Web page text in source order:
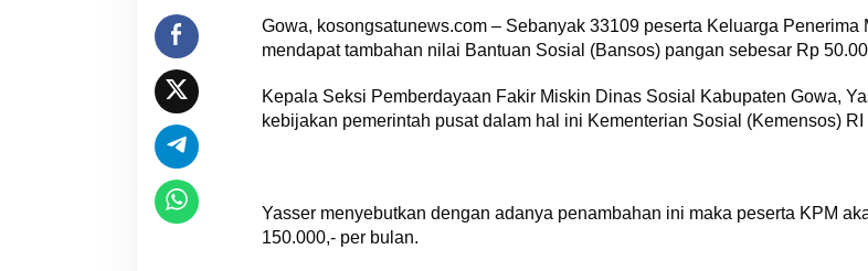
Gowa, kosongsatunews.com – Sebanyak 33109 peserta Keluarga
mendapat tambahan nilai Bantuan Sosial (Bansos) pangan sebesar Rp
Kepala Seksi Pemberdayaan Fakir Miskin Dinas Sosial Kabupaten Gowa,
kebijakan pemerintah pusat dalam hal ini Kementerian Sosial (Kemensos)
Yasser menyebutkan dengan adanya penambahan ini maka peserta KPM
150.000,- per bulan.